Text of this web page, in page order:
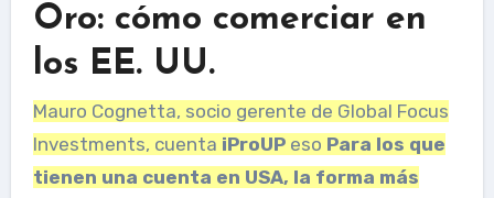
Oro: cómo comerciar en
los EE. UU.
Mauro Cognetta, socio gerente de Global Focus
Investments, cuenta iProUPeso Para los que
tienen una cuenta en USA, la forma más